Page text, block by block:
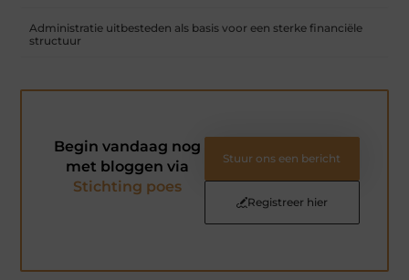
Administratie uitbesteden als basis voor een sterke financiële
structuur
Begin vandaag nog
met bloggen via
Stichting poes
Stuur ons een bericht
Registreer hier